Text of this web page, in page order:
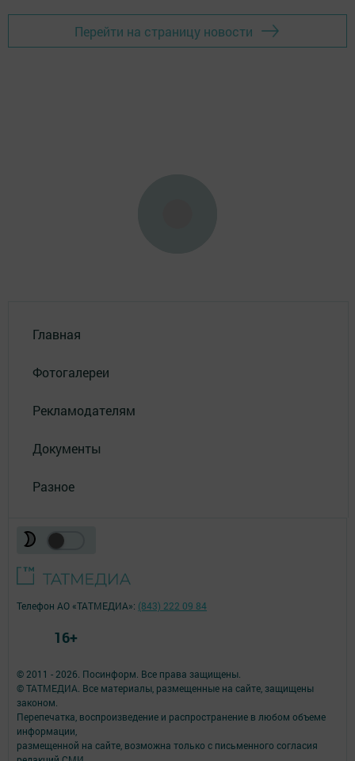
Перейти на страницу новости
Главная
Фотогалереи
Рекламодателям
Документы
Разное
© 2011 - 2026. Посинформ. Все права защищены.
© ТАТМЕДИА. Все материалы, размещенные на сайте, защищены
законом.
Перепечатка, воспроизведение и распространение в любом объеме
информации,
размещенной на сайте, возможна только с письменного согласия
Телефон АО «ТАТМЕДИА»: (843) 222 09 84
16+